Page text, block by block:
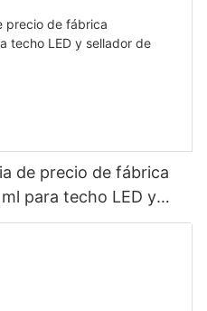
de precio de fábrica
para techo LED y
de canalones